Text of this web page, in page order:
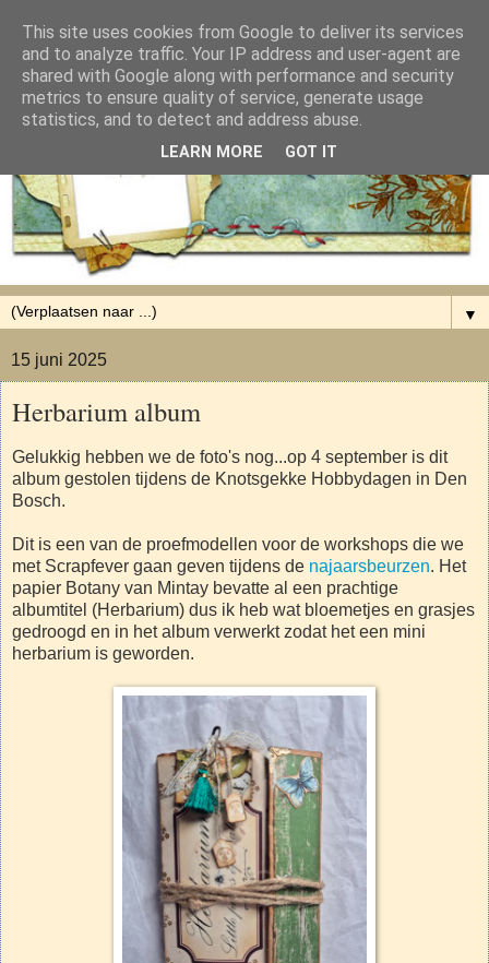
▼
15 juni 2025
Herbarium album
Gelukkig hebben we de foto's nog...op 4 september is dit
album gestolen tijdens de Knotsgekke Hobbydagen in Den
Bosch.
Dit is een van de proefmodellen voor de workshops die we
met Scrapfever gaan geven tijdens de najaarsbeurzen. Het
papier Botany van Mintay bevatte al een prachtige
albumtitel (Herbarium) dus ik heb wat bloemetjes en grasjes
gedroogd en in het album verwerkt zodat het een mini
herbarium is geworden.
This site uses cookies from Google to deliver its services
and to analyze traffic. Your IP address and user-agent are
shared with Google along with performance and security
metrics to ensure quality of service, generate usage
statistics, and to detect and address abuse.
LEARN MORE GOT IT